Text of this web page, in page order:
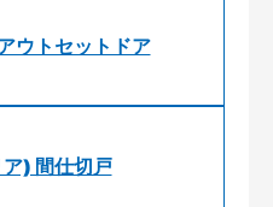
ウトセットドア
) 間仕切戸